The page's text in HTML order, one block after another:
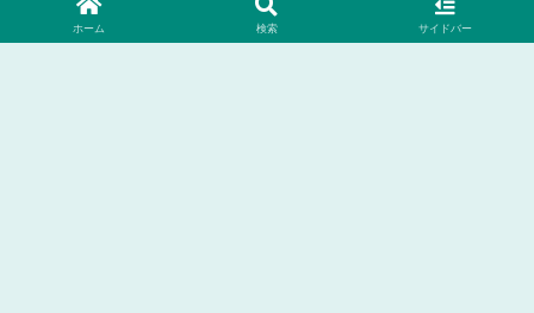
ホーム 検索 サイドバー